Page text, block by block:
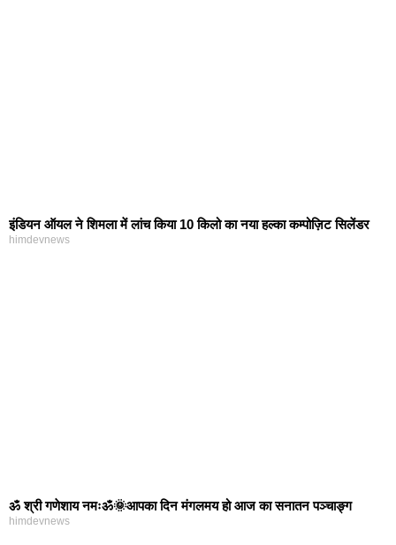
इंडियन ऑयल ने शिमला में लांच किया 10 किलो का नया हल्का कम्पोज़िट सिलेंडर
himdevnews
ॐ श्री गणेशाय नमःॐ🌞आपका दिन मंगलमय हो आज का सनातन पञ्चाङ्ग
himdevnews